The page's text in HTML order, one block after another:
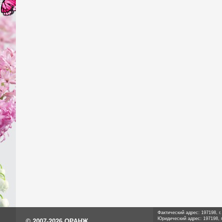
Фактический адрес: 197198,
Юридический адрес: 197198,